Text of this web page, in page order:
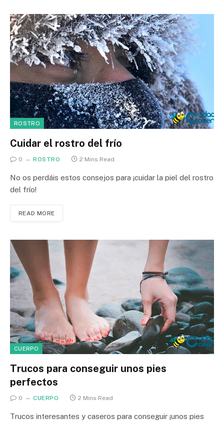
ROSTRO
Cuidar el rostro del frío
0 ROSTRO 2 Mins Read
No os perdáis estos consejos para ¡cuidar la piel del rostro
del frío!
READ MORE
CUERPO
Trucos para conseguir unos pies
perfectos
0 CUERPO 2 Mins Read
Trucos interesantes y caseros para conseguir ¡unos pies